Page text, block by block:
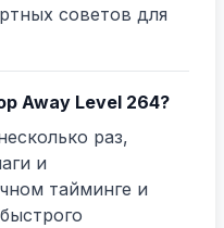
советов для
Away Level 264?
раз,
и
тайминге и